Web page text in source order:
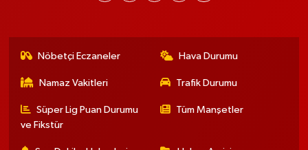
Nöbetçi Eczaneler Hava Durumu
Namaz Vakitleri Trafik Durumu
Süper Lig Puan Durumu
ve Fikstür
Tüm Manşetler